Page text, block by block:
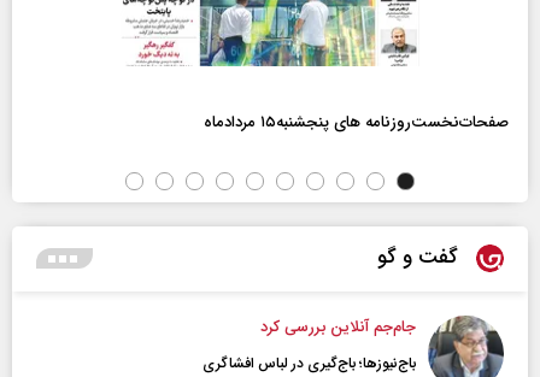
صفحات‌نخست‌روزنامه ها‌ی پنجشنبه‌۱۵ مردادماه
گفت و گو
جام‌جم آنلاین بررسی کرد
باج‌نیوزها؛ باج‌گیری در لباس افشاگری